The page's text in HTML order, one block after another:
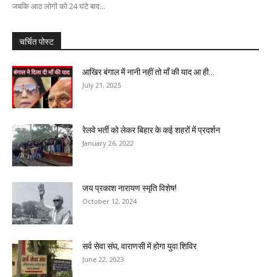
जबकि आठ लोगों को 24 घंटे बाद...
चर्चित पोस्ट
आखिर बंगाल में नानी नहीं तो माँ की याद आ ही...
July 21, 2025
रेलवे भर्ती को लेकर बिहार के कई शहरों में प्रदर्शन
January 26, 2022
जय प्रकाश नारायण स्मृति विशेष!
October 12, 2024
सर्व सेवा संघ, वाराणसी में होगा युवा शिविर
June 22, 2023